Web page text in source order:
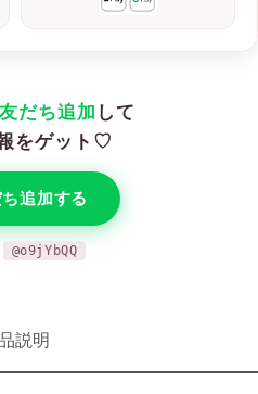
友だち追加 して
をゲット♡
追加する
@o9jYbQQ
説明